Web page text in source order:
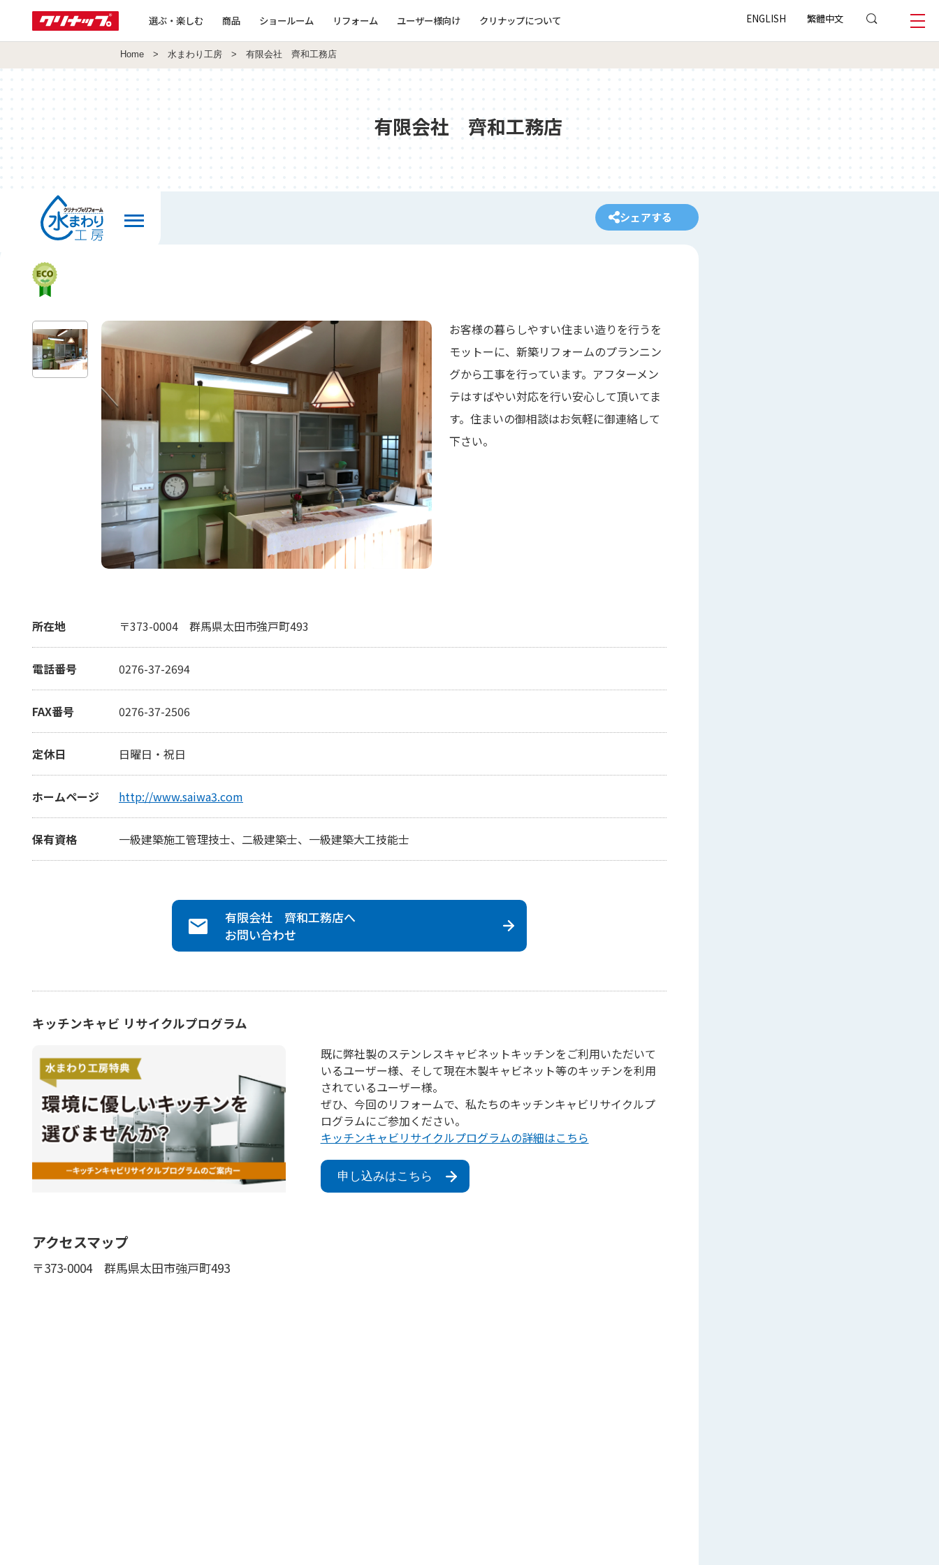
選ぶ・楽しむ 商品 ショールーム リフォーム ユーザー様向け クリナップについて ENGLISH 繁體中文
Home > 水まわり工房 > 有限会社 齊和工務店
有限会社 齊和工務店
シェアする
お客様の暮らしやすい住まい造りを行うを
モットーに、新築リフォームのプランニン
グから工事を行っています。アフターメン
テはすばやい対応を行い安心して頂いてま
す。住まいの御相談はお気軽に御連絡して
下さい。
所在地 〒373-0004 群馬県太田市強戸町493
電話番号 0276-37-2694
FAX番号 0276-37-2506
定休日 日曜日・祝日
ホームページ http://www.saiwa3.com
保有資格 一級建築施工管理技士、二級建築士、一級建築大工技能士
有限会社 齊和工務店へ
お問い合わせ
キッチンキャビ リサイクルプログラム
既に弊社製のステンレスキャビネットキッチンをご利用いただいて
いるユーザー様、そして現在木製キャビネット等のキッチンを利用
されているユーザー様。
ぜひ、今回のリフォームで、私たちのキッチンキャビリサイクルプ
ログラムにご参加ください。
キッチンキャビリサイクルプログラムの詳細はこちら
申し込みはこちら
アクセスマップ
〒373-0004 群馬県太田市強戸町493